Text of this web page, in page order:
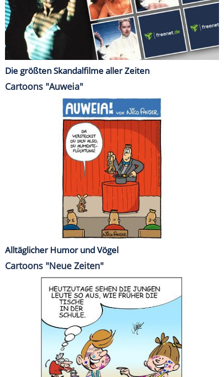
Die größten Skandalfilme aller Zeiten
Cartoons "Auweia"
Alltäglicher Humor und Vögel
Cartoons "Neue Zeiten"